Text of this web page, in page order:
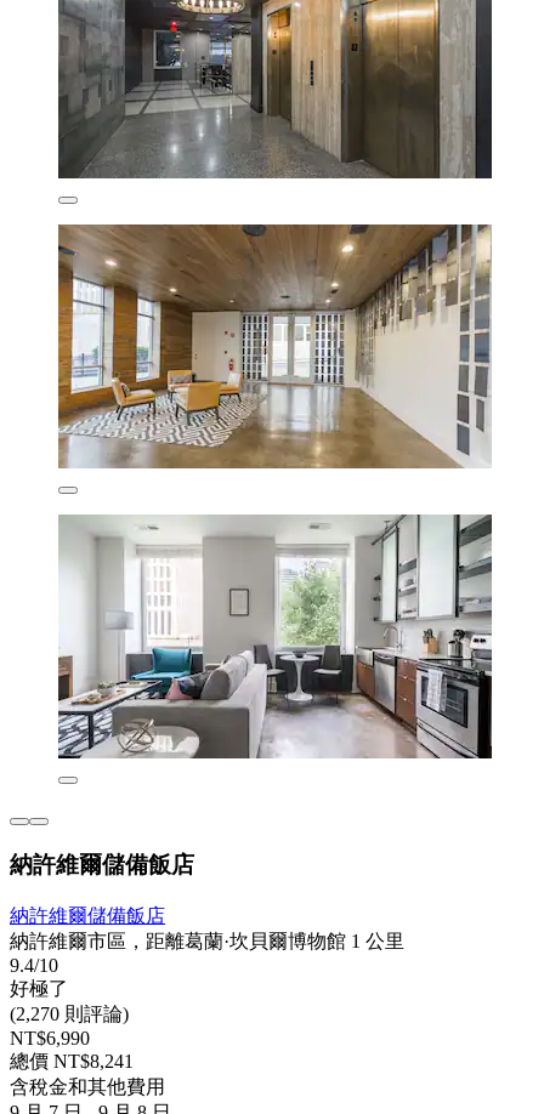
納許維爾儲備飯店
納許維爾儲備飯店
納許維爾市區，距離葛蘭·坎貝爾博物館 1 公里
9.4/10
好極了
(2,270 則評論)
NT$6,990
總價 NT$8,241
含稅金和其他費用